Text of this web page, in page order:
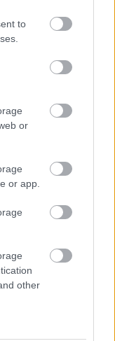
to
or
or app.
other
a KDNP-be
egészében
körzetben a
választást.